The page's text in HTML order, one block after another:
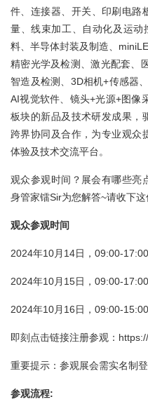
件、连接器、开关、印刷电路
量、线束加工、自动化及运
料、半导体封装及制造、
精密光学及检测、激光配套、
智造及检测、3D相机+传感器
AI视觉软件、镜头+光源+图像
板块的新品及技术研发成果，
跨界协同及合作，为专业观众
体验及技术交流平台。
观众参观时间？展会有哪些亮
身管家镭Sir为您解答~请收下
观众参观时间
2024年10月14日，09:00-17:00
2024年10月15日，09:00-17:00
2024年10月16日，09:00-15:00
即刻点击链接注册参观：
重要提示：参观展会需实名制
参观流程: